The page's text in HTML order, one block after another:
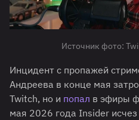
Источник фото:
Инцидент с пропажей
Андреева в конце мая
Twitch, но и попал в эфиры
мая 2026 года Insider